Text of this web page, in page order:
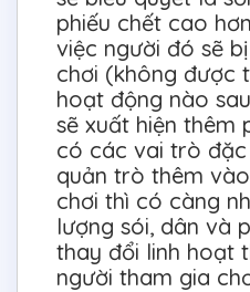
phiếu chết cao
việc người đó sẽ
chơi (không được
hoạt động nào
sẽ xuất hiện thêm
có các vai trò
quản trò thêm
chơi thì có càng
lượng sói, dân và
thay đổi linh hoạt
người tham gia